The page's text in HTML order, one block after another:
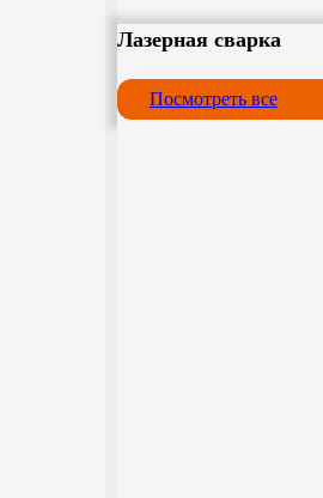
Лазерная сварка
Посмотреть все